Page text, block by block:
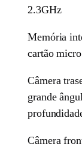
2.3GHz
Memória
cartão
Câmera
grande
Câmera